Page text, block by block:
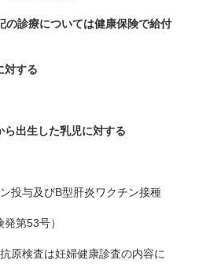
の診療については健康保険で給付
対する
出生した乳児に対する
投与及びB型肝炎ワクチン接種
第53号）
原検査は妊婦健康診査の内容に